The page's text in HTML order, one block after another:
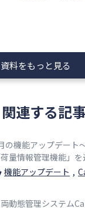
資料をもっと見る
関連する記
の機能アップデート
荷量情報管理機能」
機能アップデート
動態管理システム